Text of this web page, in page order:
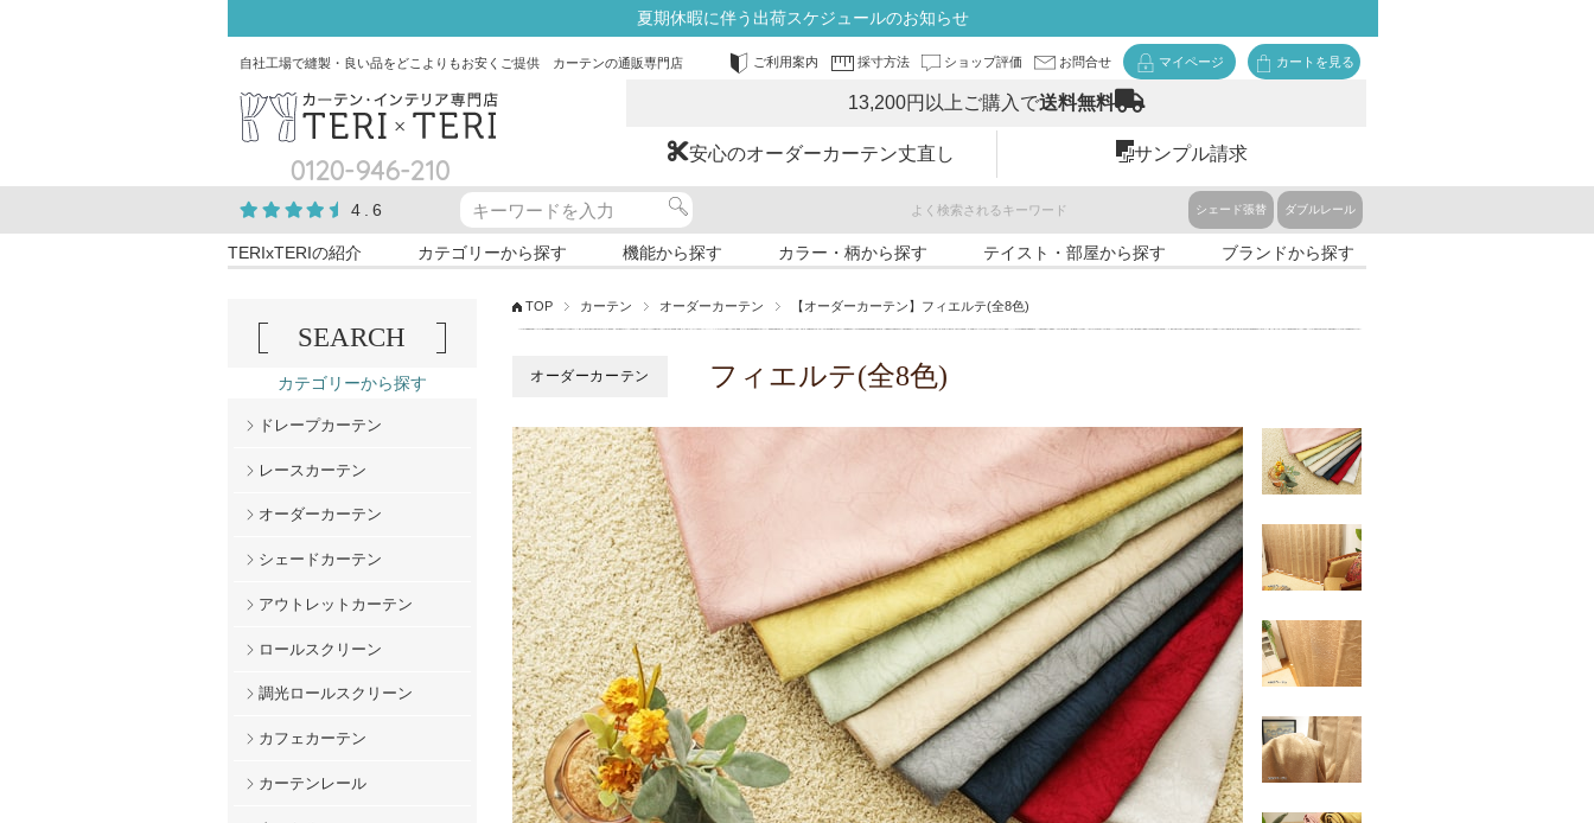
夏期休暇に伴う出荷スケジュールのお知らせ
自社工場で縫製・良い品をどこよりもお安くご提供 カーテンの通販専門店 ご利用案内 採寸方法 ショップ評価 お問合せ マイページ カートを見る
0120-946-210
13,200円以上ご購入で送料無料
安心のオーダーカーテン丈直し サンプル請求
4.6 よく検索されるキーワード シェード張替 ダブルレール
TERIxTERIの紹介 カテゴリーから探す 機能から探す カラー・柄から探す テイスト・部屋から探す ブランドから探す
TOP カーテン オーダーカーテン 【オーダーカーテン】フィエルテ(全8色)
オーダーカーテン フィエルテ(全8色)
SEARCH
カテゴリーから探す
ドレープカーテン
レースカーテン
オーダーカーテン
シェードカーテン
アウトレットカーテン
ロールスクリーン
調光ロールスクリーン
カフェカーテン
カーテンレール